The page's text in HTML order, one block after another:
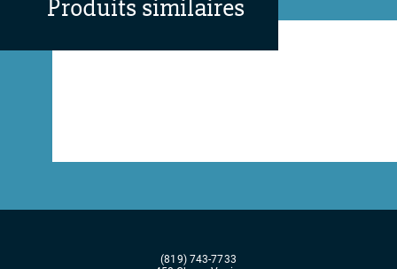
Produits similaires
(819) 743-7733